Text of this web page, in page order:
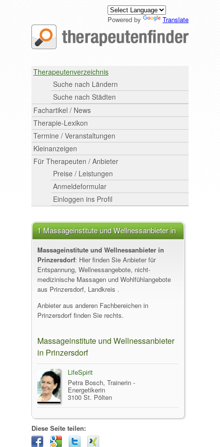
Powered by Translate
Therapeutenverzeichnis
Suche nach Ländern
Suche nach Städten
Fachartikel / News
Therapie-Lexikon
Termine / Veranstaltungen
Kleinanzeigen
Für Therapeuten / Anbieter
Preise / Leistungen
Anmeldeformular
Einloggen ins Profil
1 Massageinstitute und Wellnessanbieter in
Prinzersdorf
Massageinstitute und Wellnessanbieter in
Prinzersdorf: Hier finden Sie Anbieter für
Entspannung, Wellnessangebote, nicht-
medizinische Massagen und Wohlfühlangebote
aus Prinzersdorf, Landkreis .
Anbieter aus anderen Fachbereichen in
Prinzersdorf finden Sie rechts.
Massageinstitute und Wellnessanbieter
in Prinzersdorf
LifeSpirit
Petra Bosch, Trainerin -
Energetikerin
3100 St. Pölten
Diese Seite teilen: